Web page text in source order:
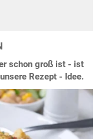
schon groß ist - ist
Rezept - Idee.